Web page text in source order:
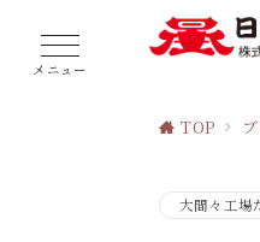
TOP
大間々工場
メニュー